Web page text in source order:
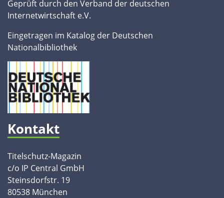
Geprüft durch den Verband der deutschen
Internetwirtschaft e.V.
Eingetragen im Katalog der Deutschen
Nationalbibliothek
Kontakt
Titelschutz-Magazin
c/o IP Central GmbH
Steinsdorfstr. 19
80538 München